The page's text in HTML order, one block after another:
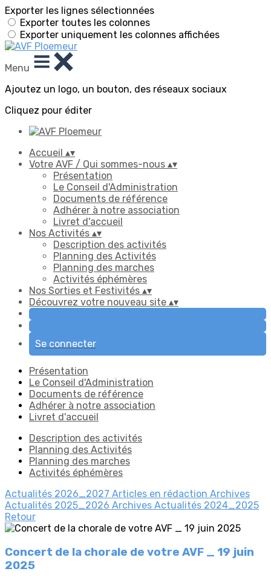
Exporter les lignes sélectionnées
Exporter toutes les colonnes
Exporter uniquement les colonnes affichées
Menu
Ajoutez un logo, un bouton, des réseaux sociaux
Cliquez pour éditer
Accueil ▴▾
Votre AVF / Qui sommes-nous ▴▾
Présentation
Le Conseil d'Administration
Documents de référence
Adhérer à notre association
Livret d'accueil
Nos Activités ▴▾
Description des activités
Planning des Activités
Planning des marches
Activités éphémères
Nos Sorties et Festivités ▴▾
Découvrez votre nouveau site ▴▾
Se connecter
Présentation
Le Conseil d'Administration
Documents de référence
Adhérer à notre association
Livret d'accueil
Description des activités
Planning des Activités
Planning des marches
Activités éphémères
Actualités 2026_2027 Articles en rédaction Archives
Actualités 2025_2026 Archives Actualités 2024_2025
Retour
Concert de la chorale de votre AVF _ 19 juin
2025